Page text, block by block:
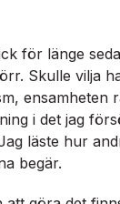
för länge
Skulle vilja
i det jag
läste hur
begär.